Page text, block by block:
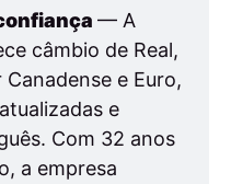
— A
câmbio de Real,
e Euro,
e
Com 32 anos
a empresa